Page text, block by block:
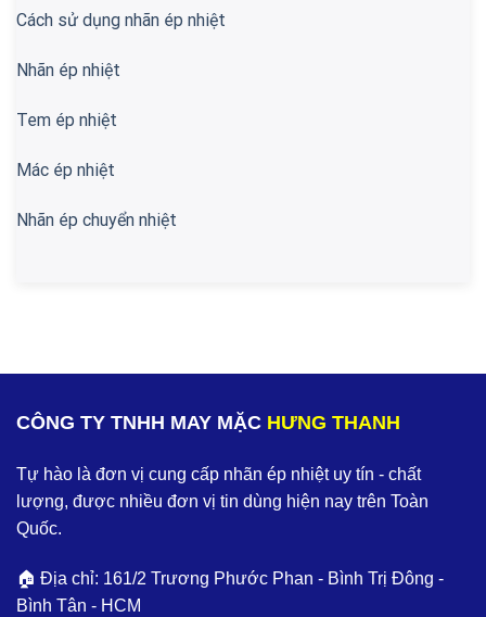
Cách sử dụng nhãn ép nhiệt
Nhãn ép nhiệt
Tem ép nhiệt
Mác ép nhiệt
Nhãn ép chuyển nhiệt
CÔNG TY TNHH MAY MẶC HƯNG THANH
Tự hào là đơn vị cung cấp nhãn ép nhiệt uy tín - chất
lượng, được nhiều đơn vị tin dùng hiện nay trên Toàn
Quốc.
🏠 Địa chỉ: 161/2 Trương Phước Phan - Bình Trị Đông -
Bình Tân - HCM